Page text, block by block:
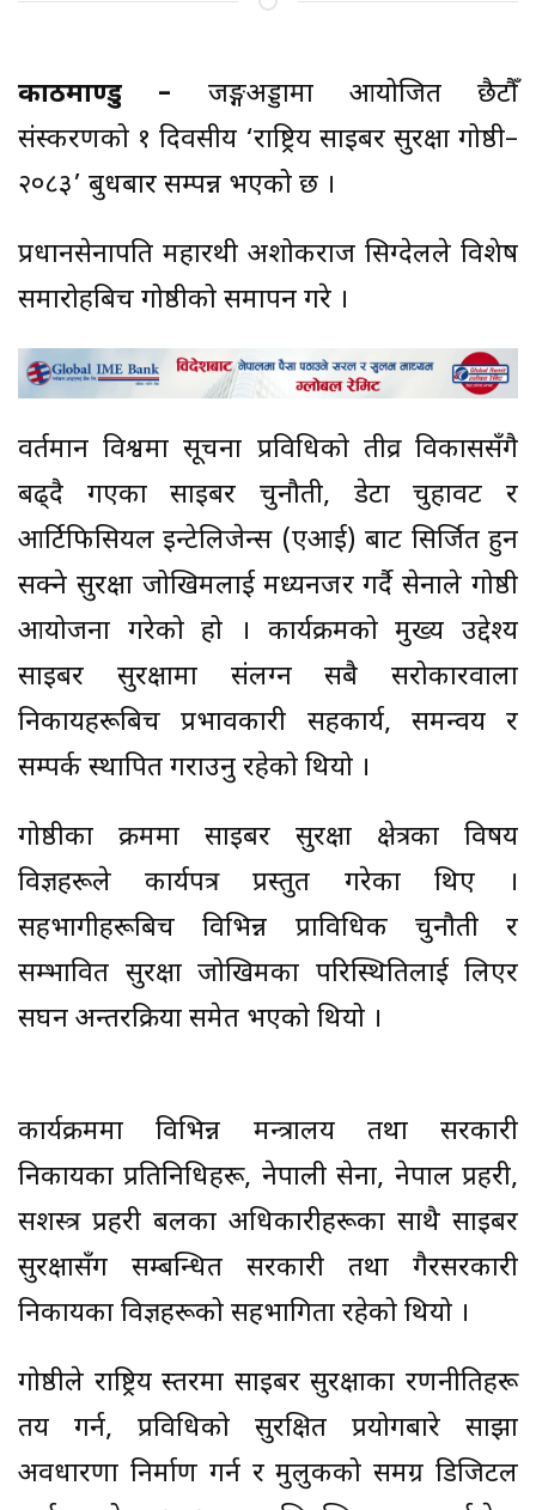
काठमाण्डु – जङ्गीअड्डामा आयोजित छैटौँ
संस्करणको १ दिवसीय ‘राष्ट्रिय साइबर सुरक्षा गोष्ठी–
२०८३’ बुधबार सम्पन्न भएको छ ।
प्रधानसेनापति महारथी अशोकराज सिग्देलले विशेष
समारोहबिच गोष्ठीको समापन गरे ।
वर्तमान विश्वमा सूचना प्रविधिको तीव्र विकाससँगै
बढ्दै गएका साइबर चुनौती, डेटा चुहावट र
आर्टिफिसियल इन्टेलिजेन्स (एआई) बाट सिर्जित हुन
सक्ने सुरक्षा जोखिमलाई मध्यनजर गर्दै सेनाले गोष्ठी
आयोजना गरेको हो । कार्यक्रमको मुख्य उद्देश्य
साइबर सुरक्षामा संलग्न सबै सरोकारवाला
निकायहरूबिच प्रभावकारी सहकार्य, समन्वय र
सम्पर्क स्थापित गराउनु रहेको थियो ।
गोष्ठीका क्रममा साइबर सुरक्षा क्षेत्रका विषय
विज्ञहरूले कार्यपत्र प्रस्तुत गरेका थिए ।
सहभागीहरूबिच विभिन्न प्राविधिक चुनौती र
सम्भावित सुरक्षा जोखिमका परिस्थितिलाई लिएर
सघन अन्तरक्रिया समेत भएको थियो ।
कार्यक्रममा विभिन्न मन्त्रालय तथा सरकारी
निकायका प्रतिनिधिहरू, नेपाली सेना, नेपाल प्रहरी,
सशस्त्र प्रहरी बलका अधिकारीहरूका साथै साइबर
सुरक्षासँग सम्बन्धित सरकारी तथा गैरसरकारी
निकायका विज्ञहरूको सहभागिता रहेको थियो ।
गोष्ठीले राष्ट्रिय स्तरमा साइबर सुरक्षाका रणनीतिहरू
तय गर्न, प्रविधिको सुरक्षित प्रयोगबारे साझा
अवधारणा निर्माण गर्न र मुलुकको समग्र डिजिटल